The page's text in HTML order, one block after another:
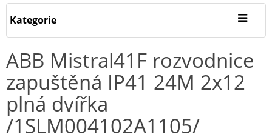
Kategorie
ABB Mistral41F rozvodnice
zapuštěná IP41 24M 2x12
plná dvířka
/1SLM004102A1105/